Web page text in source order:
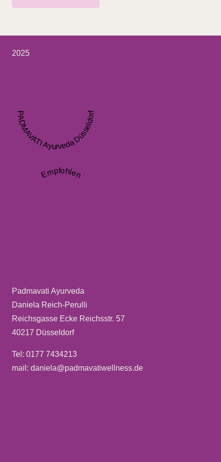
2025
PADMAVATI Ayurveda Düsseldorf
Empfohlen
Padmavati Ayurveda
Daniela Reich-Perulli
Reichsgasse Ecke Reichsstr. 57
40217 Düsseldorf
Tel: 0177 7434213
mail: daniela@padmavatiwellness.de